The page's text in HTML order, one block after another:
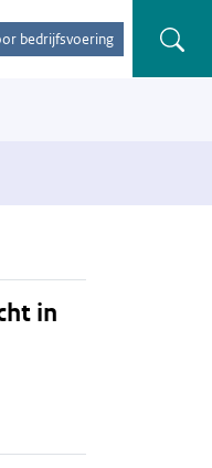
bedrijfsvoering
in